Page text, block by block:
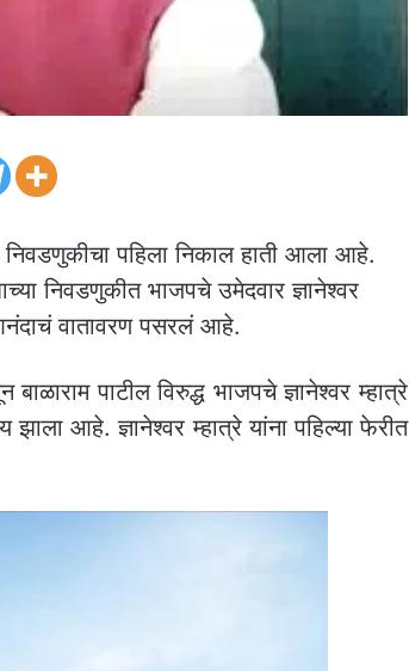
निवडणुकीचा पहिला निकाल हाती आला आहे.
निवडणुकीत भाजपचे उमेदवार ज्ञानेश्वर
वातावरण पसरलं आहे.
पाटील विरुद्ध भाजपचे ज्ञानेश्वर म्हात्रे
आहे. ज्ञानेश्वर म्हात्रे यांना पहिल्या फेरीत